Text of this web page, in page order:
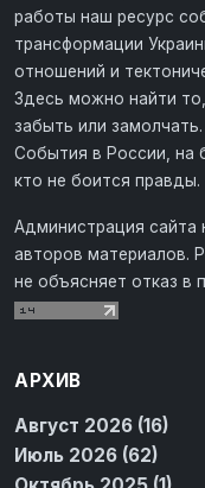
работы наш ресурс
трансформации
отношений и
Здесь можно найти
забыть или
События в России, на
кто не боится правды.
Администрация сайта
авторов материалов.
не объясняет отказ в
АРХИВ
Август 2026 (16)
Июль 2026 (62)